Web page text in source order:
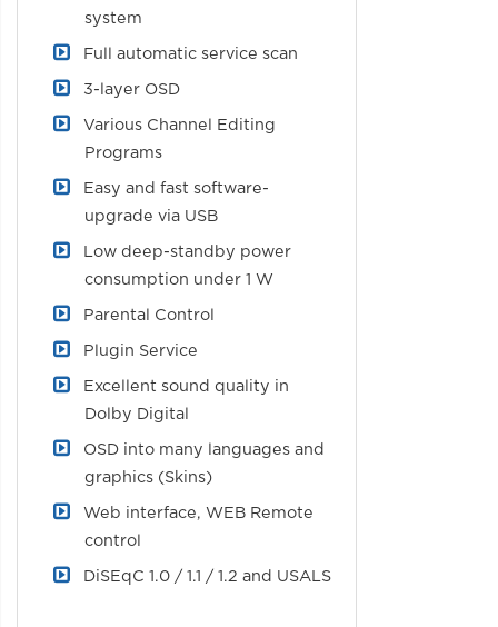
system
Full automatic service scan
3-layer OSD
Various Channel Editing
Programs
Easy and fast software-
upgrade via USB
Low deep-standby power
consumption under 1 W
Parental Control
Plugin Service
Excellent sound quality in
Dolby Digital
OSD into many languages and
graphics (Skins)
Web interface, WEB Remote
control
DiSEqC 1.0 / 1.1 / 1.2 and USALS